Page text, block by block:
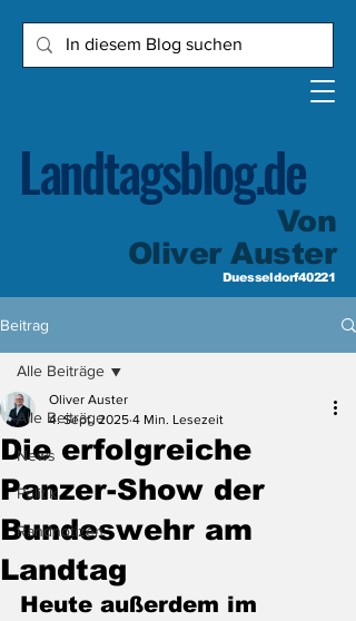
Landtagsblog.de
Von
Oliver Auster
Duesseldorf40221
Beitrag
Alle Beiträge
News
Politik
Randnotizen
Alle Beiträge
Die erfolgreiche
Panzer-Show der
Bundeswehr am
Landtag
Oliver Auster
4. Sept. 2025 4 Min. Lesezeit
Heute außerdem im